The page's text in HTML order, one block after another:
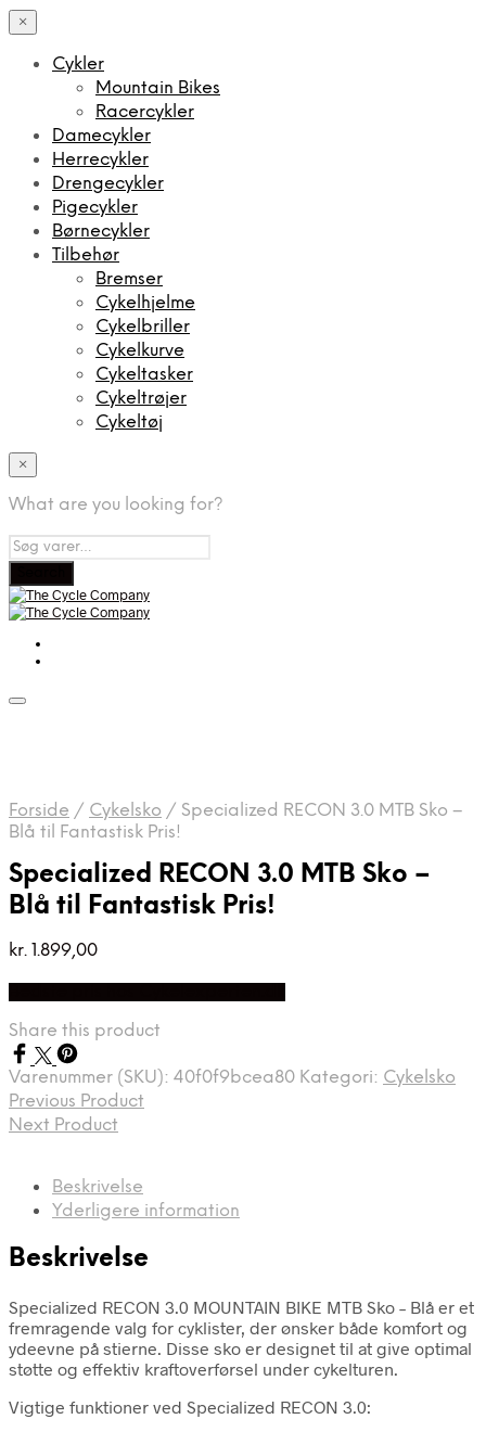
×
Cykler
Mountain Bikes
Racercykler
Damecykler
Herrecykler
Drengecykler
Pigecykler
Børnecykler
Tilbehør
Bremser
Cykelhjelme
Cykelbriller
Cykelkurve
Cykeltasker
Cykeltrøjer
Cykeltøj
×
What are you looking for?
Forside / Cykelsko / Specialized RECON 3.0 MTB Sko –
Blå til Fantastisk Pris!
Specialized RECON 3.0 MTB Sko –
Blå til Fantastisk Pris!
kr. 1.899,00
Share this product
Varenummer (SKU): 40f0f9bcea80 Kategori: Cykelsko
Previous Product
Next Product
Beskrivelse
Yderligere information
Beskrivelse
Specialized RECON 3.0 MOUNTAIN BIKE MTB Sko – Blå er et
fremragende valg for cyklister, der ønsker både komfort og
ydeevne på stierne. Disse sko er designet til at give optimal
støtte og effektiv kraftoverførsel under cykelturen.
Vigtige funktioner ved Specialized RECON 3.0: